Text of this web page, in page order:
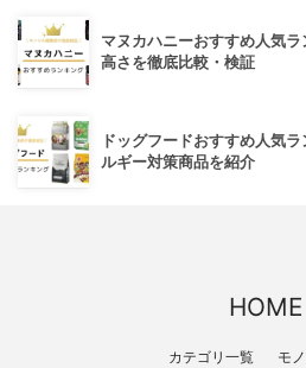
マヌカハニーおすすめ人気
高さを徹底比較・検証
ドッグフードおすすめ人気
ルギー対策商品を紹介
HOME
カテゴリ一覧 モ